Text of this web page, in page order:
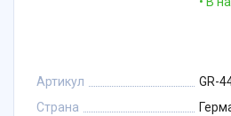
Артикул
GR-
Страна